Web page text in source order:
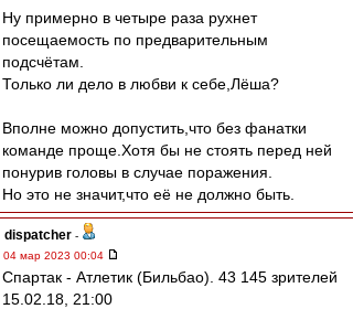
Ну примерно в четыре раза рухнет
посещаемость по предварительным
подсчётам.
Только ли дело в любви к себе,Лёша?
Вполне можно допустить,что без фанатки
команде проще.Хотя бы не стоять перед ней
понурив головы в случае поражения.
Но это не значит,что её не должно быть.
dispatcher -
04 мар 2023 00:04
Спартак - Атлетик (Бильбао). 43 145 зрителей
15.02.18, 21:00